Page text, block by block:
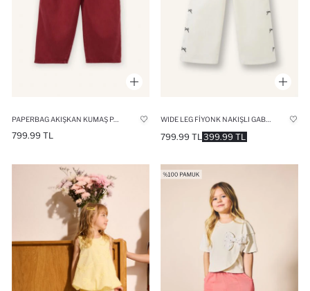
PAPERBAG AKIŞKAN KUMAŞ PANTOLON KIZ BEBEK
799.99 TL 399.99 TL
799.99 TL